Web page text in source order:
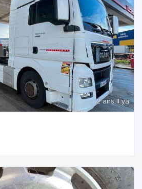
2 ans Il ya